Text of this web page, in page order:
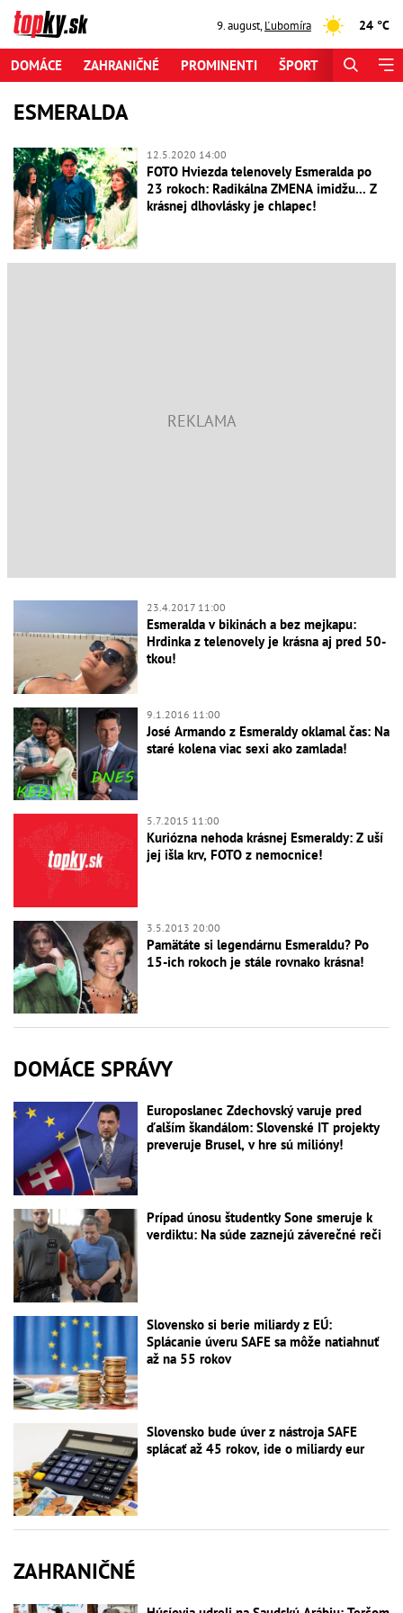
9. august,Ľubomíra 24 °C
DOMÁCE ZAHRANIČNÉ PROMINENTI ŠPORT
ESMERALDA
12.5.2020 14:00
FOTO Hviezda telenovely Esmeralda po
23 rokoch: Radikálna ZMENA imidžu... Z
krásnej dlhovlásky je chlapec!
23.4.2017 11:00
Esmeralda v bikinách a bez mejkapu:
Hrdinka z telenovely je krásna aj pred 50-
tkou!
9.1.2016 11:00
José Armando z Esmeraldy oklamal čas: Na
staré kolena viac sexi ako zamlada!
5.7.2015 11:00
Kuriózna nehoda krásnej Esmeraldy: Z uší
jej išla krv, FOTO z nemocnice!
3.5.2013 20:00
Pamätáte si legendárnu Esmeraldu? Po
15-ich rokoch je stále rovnako krásna!
DOMÁCE SPRÁVY
Europoslanec Zdechovský varuje pred
ďalším škandálom: Slovenské IT projekty
preveruje Brusel, v hre sú milióny!
Prípad únosu študentky Sone smeruje k
verdiktu: Na súde zaznejú záverečné reči
Slovensko si berie miliardy z EÚ:
Splácanie úveru SAFE sa môže natiahnuť
až na 55 rokov
Slovensko bude úver z nástroja SAFE
splácať až 45 rokov, ide o miliardy eur
ZAHRANIČNÉ